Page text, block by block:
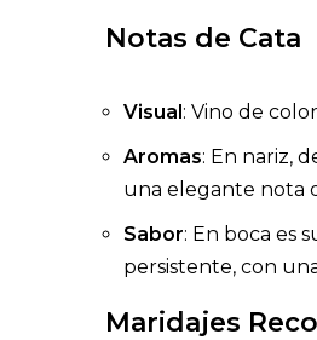
Notas de Cata
Visual: Vino de
Aromas: En nariz,
una elegante nota
Sabor: En boca es
persistente, con
Maridajes